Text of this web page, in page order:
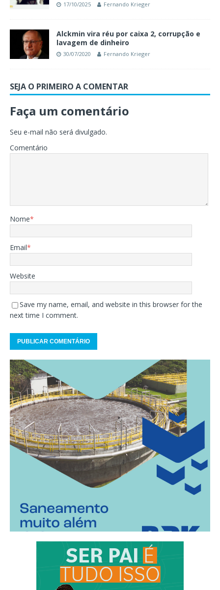
17/10/2025 Fernando Krieger
Alckmin vira réu por caixa 2, corrupção e
lavagem de dinheiro
30/07/2020 Fernando Krieger
SEJA O PRIMEIRO A COMENTAR
Faça um comentário
Seu e-mail não será divulgado.
Comentário
Nome*
Email*
Website
Save my name, email, and website in this browser for the
next time I comment.